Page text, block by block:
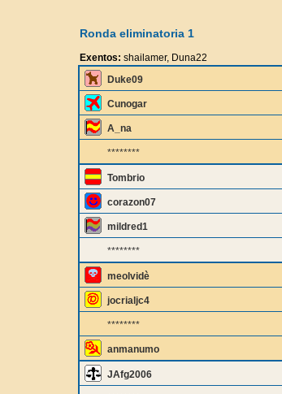
Ronda eliminatoria 1
Exentos: shailamer, Duna22
Duke09
Cunogar
A_na
********
Tombrio
corazon07
mildred1
********
meolvidè
jocrialjc4
********
anmanumo
JAfg2006